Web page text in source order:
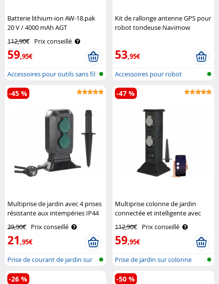
Batterie lithium-ion AW-18.pak
20 V / 4000 mAh AGT
112,90€ Prix conseillé
59,95€
Accessoires pour outils sans fil
Kit de rallonge antenne GPS pour
robot tondeuse Navimow
53,95€
Accessoires pour robot
tondeuse
Multiprise de jardin avec 4 prises
résistante aux intempéries IP44
39,90€ Prix conseillé
21,95€
-45 %
Prise de courant de jardin sur
colo..
Multiprise colonne de jardin
connectée et intelligente avec
4 prises et commandes vocales
Royal Gardineer
112,90€ Prix conseillé
59,95€
-47 %
Prise de jardin sur colonne
pour ré..
-26 % -50 %